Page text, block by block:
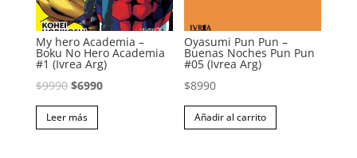
My hero Academia –
Boku No Hero Academia
#1 (Ivrea Arg)
$9990 El
precio
original
$6990El
Leer más
Oyasumi Pun Pun –
Buenas Noches Pun Pun
#05 (Ivrea Arg)
$8990
Añadir al carrito